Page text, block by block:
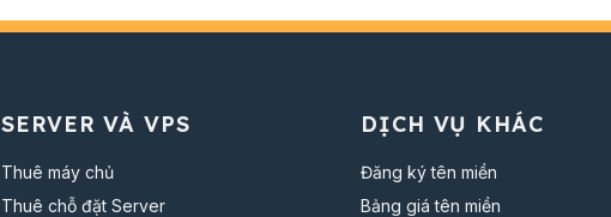
SERVER VÀ VPS
Thuê máy chủ
Thuê chỗ đặt Server
DỊCH VỤ KHÁC
Đăng ký tên miền
Bảng giá tên miền